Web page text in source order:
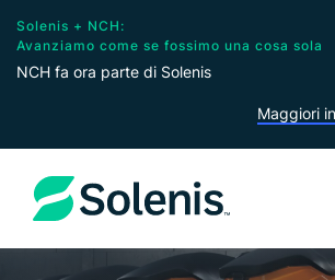
Solenis + NCH:
Avanziamo come se fossimo una cosa sola
NCH fa ora parte di Solenis
Maggiori